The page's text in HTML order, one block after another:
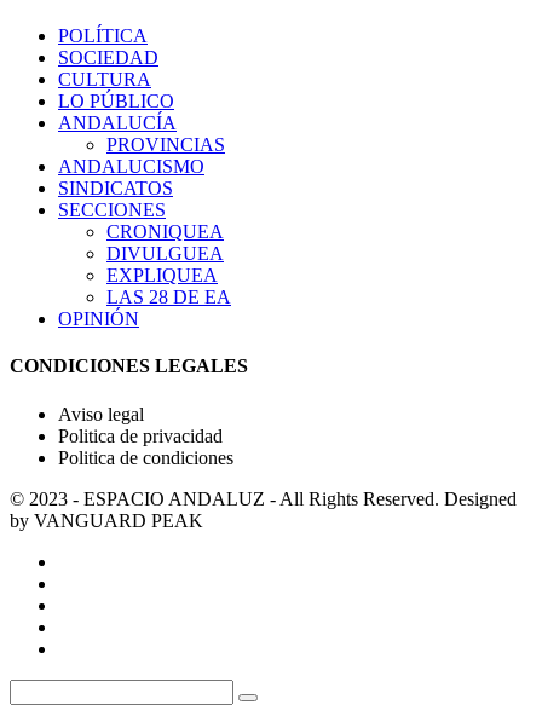
POLÍTICA
SOCIEDAD
CULTURA
LO PÚBLICO
ANDALUCÍA
PROVINCIAS
ANDALUCISMO
SINDICATOS
SECCIONES
CRONIQUEA
DIVULGUEA
EXPLIQUEA
LAS 28 DE EA
OPINIÓN
CONDICIONES LEGALES
Aviso legal
Politica de privacidad
Politica de condiciones
© 2023 - ESPACIO ANDALUZ - All Rights Reserved. Designed
by VANGUARD PEAK